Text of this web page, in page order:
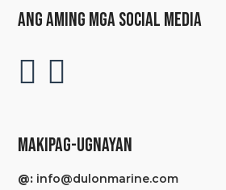
ANG AMING MGA SOCIAL MEDIA
MAKIPAG-UGNAYAN
@: info@dulonmarine.com